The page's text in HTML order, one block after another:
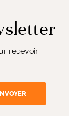
recevoir